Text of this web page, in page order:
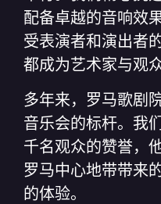
配备卓越的音响效
受表演者和演出者
都成为艺术家与观
多年来，罗马歌剧
音乐会的标杆。我
千名观众的赞誉，
罗马中心地带带来
的体验。